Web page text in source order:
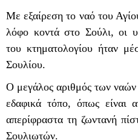
Με εξαίρεση το ναό του
λόφο κοντά στο Σούλι, οι
του κτηματολογίου ήταν
Σουλίου.
Ο μεγάλος αριθμός των
εδαφικά τόπο, όπως είναι
απερίφραστα τη ζωντανή
Σουλιωτών.